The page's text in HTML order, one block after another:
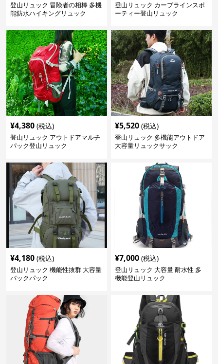
登山リュック 冒険者の相棒 多機
能防水ハイキングリュック
登山リュック カーブラインスポ
ーティー登山リュック
¥4,380 (税込)
登山リュック アウトドアマルチ
パック登山リュック
¥5,520 (税込)
登山リュック 多機能アウトドア
大容量リュックサック
¥4,180 (税込)
登山リュック 機能性抜群 大容量
バックパック
¥7,000 (税込)
登山リュック 大容量 耐水性 多
機能登山リュック